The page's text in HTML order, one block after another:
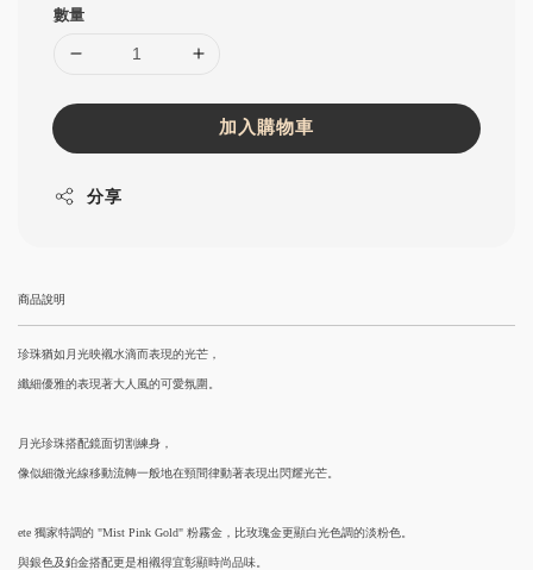
數量
加入購物車
分享
商品說明
珍珠猶如月光映襯水滴而表現的光芒，
纖細優雅的表現著大人風的可愛氛圍。
月光珍珠搭配鏡面切割練身，
像似細微光線移動流轉一般地在頸間律動著表現出閃耀光芒。
ete 獨家特調的 "Mist Pink Gold" 粉霧金，比玫瑰金更顯白光色調的淡粉色。
與銀色及鉑金搭配更是相襯得宜彰顯時尚品味。